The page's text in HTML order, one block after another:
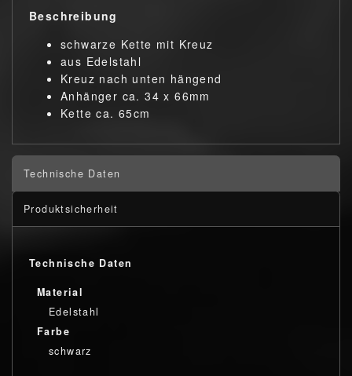
Beschreibung
schwarze Kette mit Kreuz
aus Edelstahl
Kreuz nach unten hängend
Anhänger ca. 34 x 66mm
Kette ca. 65cm
Technische Daten
Produktsicherheit
Technische Daten
Material
Edelstahl
Farbe
schwarz